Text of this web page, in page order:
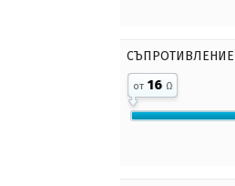
СЪПРОТИВЛЕНИЕ
от 16 Ω